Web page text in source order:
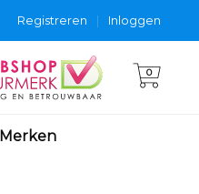
Inloggen
|
Registreren
0
Merken